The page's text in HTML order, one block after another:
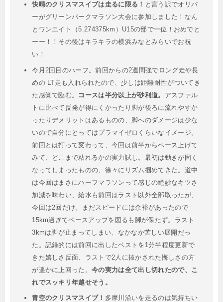
快晴のクリスマスイブは走るに限る！ と言う訳でオリバ
ーがグリーンパークマラソン大会に参加しました！なん
とワンエイト（5.274375km）U15の部で一位！おめでと
ーー！！その後はキラキラの横浜みなとみらいでお祝
い！
今月2回目のハーフ。前回からの2週間強でロング走や長
めの LT走も入れられたので、少しは距離耐性がついてき
た感覚で臨む。
コースは半分以上が砂利道。 アスファル
トに比べて反発が得にくかったり脚が後ろに流れやすか
ったりデメリットはあるものの、脚へのダメージは少な
いので自分にとってはプラマイゼロくらいなイメージ。
前回とは打って変わって、今回は前半からペース上げて
みて、どこまで粘れるかの実力試し。最初は動きが固く
なってしまったものの、徐々にリズム掴めてきた。道中
は今回はまさにハーフマラソンって感じの絶妙なキツさ
加減を味わい、給水も前回はラスト以外全部取ったが、
今回は2回だけ。まだスピードには余裕があったので
15km過ぎてペースアップを図るも脚が保たず。ラスト
3kmは脚が止まってしまい、なかなか苦しい展開だっ
た。記録的には前回に出したベストを1分半程度更新で
きた嬉しさ反面、ラストで2人に抜かされた悔しさの方
が遥かに上回った。今の実力は全て出し切れたので、こ
れでスッキリ年越せそう。
青空のクリスマスイブ！ 多摩川沿いを走るのは気持ちい